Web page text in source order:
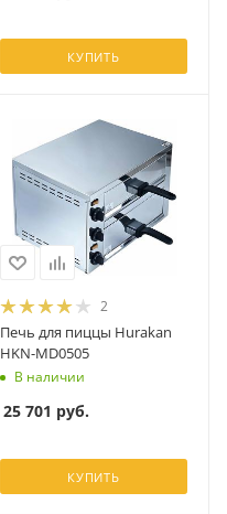
КУПИТЬ
2
Печь для пиццы Hurakan
HKN-MD0505
В наличии
25 701 руб.
КУПИТЬ